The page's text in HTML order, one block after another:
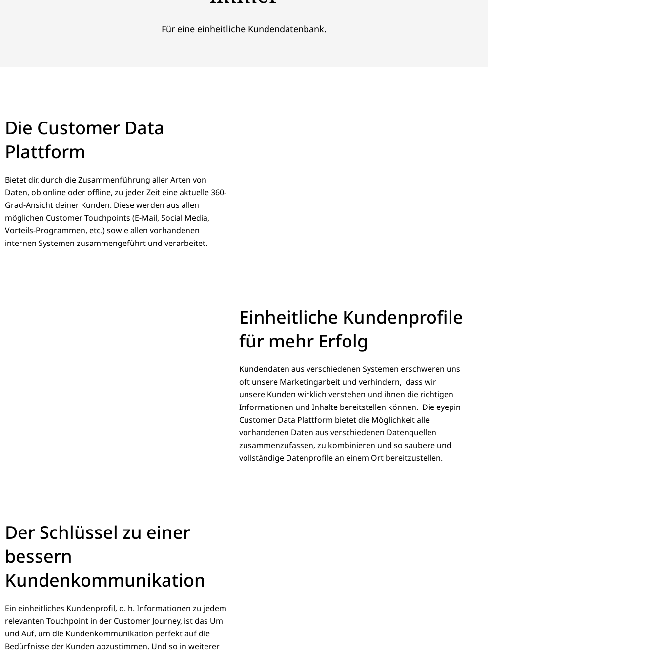
Für eine einheitliche Kundendatenbank.
Die Customer Data
Plattform
Bietet dir, durch die Zusammenführung aller Arten von
Daten, ob online oder offline, zu jeder Zeit eine aktuelle 360-
Grad-Ansicht deiner Kunden. Diese werden aus allen
möglichen Customer Touchpoints (E-Mail, Social Media,
Vorteils-Programmen, etc.) sowie allen vorhandenen
internen Systemen zusammengeführt und verarbeitet.
Einheitliche Kundenprofile
für mehr Erfolg
Kundendaten aus verschiedenen Systemen erschweren uns
oft unsere Marketingarbeit und verhindern, dass wir
unsere Kunden wirklich verstehen und ihnen die richtigen
Informationen und Inhalte bereitstellen können. Die eyepin
Customer Data Plattform bietet die Möglichkeit alle
vorhandenen Daten aus verschiedenen Datenquellen
zusammenzufassen, zu kombinieren und so saubere und
vollständige Datenprofile an einem Ort bereitzustellen.
Der Schlüssel zu einer
bessern
Kundenkommunikation
Ein einheitliches Kundenprofil, d. h. Informationen zu jedem
relevanten Touchpoint in der Customer Journey, ist das Um
und Auf, um die Kundenkommunikation perfekt auf die
Bedürfnisse der Kunden abzustimmen. Und so in weiterer